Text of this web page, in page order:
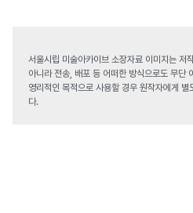
서울시립 미술아카이브 소장자료 이미지는 저
아니라 전송, 배포 등 어떠한 방식으로도 무단
영리적인 목적으로 사용할 경우 원작자에게 별
다.